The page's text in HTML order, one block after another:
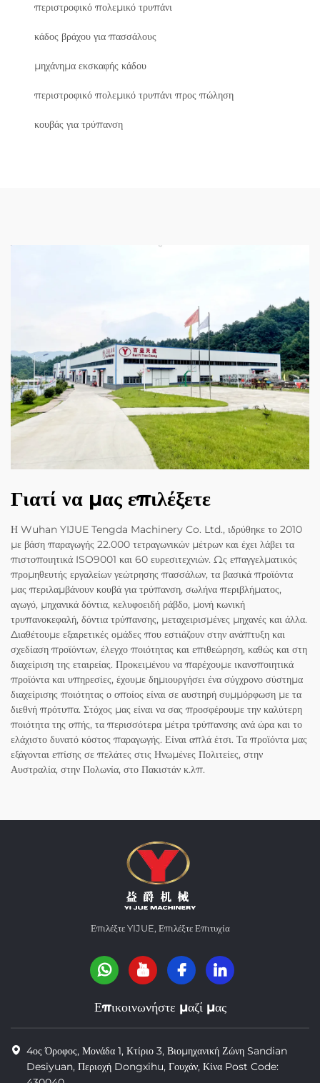
περιστροφικό πολεμικό τρυπάνι
κάδος βράχου για πασσάλους
μηχάνημα εκσκαφής κάδου
περιστροφικό πολεμικό τρυπάνι προς πώληση
κουβάς για τρύπανση
Γιατί να μας επιλέξετε
Η Wuhan YIJUE Tengda Machinery Co. Ltd., ιδρύθηκε το 2010
με βάση παραγωγής 22.000 τετραγωνικών μέτρων και έχει λάβει τα
πιστοποιητικά ISO9001 και 60 ευρεσιτεχνιών. Ως επαγγελματικός
προμηθευτής εργαλείων γεώτρησης πασσάλων, τα βασικά προϊόντα
μας περιλαμβάνουν κουβά για τρύπανση, σωλήνα περιβλήματος,
αγωγό, μηχανικά δόντια, κελυφοειδή ράβδο, μονή κωνική
τρυπανοκεφαλή, δόντια τρύπανσης, μεταχειρισμένες μηχανές και άλλα.
Διαθέτουμε εξαιρετικές ομάδες που εστιάζουν στην ανάπτυξη και
σχεδίαση προϊόντων, έλεγχο ποιότητας και επιθεώρηση, καθώς και στη
διαχείριση της εταιρείας. Προκειμένου να παρέχουμε ικανοποιητικά
προϊόντα και υπηρεσίες, έχουμε δημιουργήσει ένα σύγχρονο σύστημα
διαχείρισης ποιότητας ο οποίος είναι σε αυστηρή συμμόρφωση με τα
διεθνή πρότυπα. Στόχος μας είναι να σας προσφέρουμε την καλύτερη
ποιότητα της οπής, τα περισσότερα μέτρα τρύπανσης ανά ώρα και το
ελάχιστο δυνατό κόστος παραγωγής. Είναι απλά έτσι. Τα προϊόντα μας
εξάγονται επίσης σε πελάτες στις Ηνωμένες Πολιτείες, στην
Αυστραλία, στην Πολωνία, στο Πακιστάν κ.λπ.
Επιλέξτε YIJUE, Επιλέξτε Επιτυχία
Επικοινωνήστε μαζί μας
4ος Όροφος, Μονάδα 1, Κτίριο 3, Βιομηχανική Ζώνη Sandian
Desiyuan, Περιοχή Dongxihu, Γουχάν, Κίνα Post Code: